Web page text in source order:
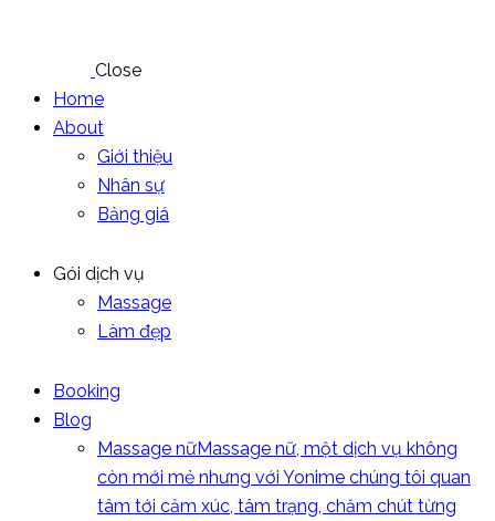
Close
Home
About
Giới thiệu
Nhân sự
Bảng giá
Gói dịch vụ
Massage
Làm đẹp
Booking
Blog
Massage nữMassage nữ, một dịch vụ không
còn mới mẻ nhưng với Yonime chúng tôi quan
tâm tới cảm xúc, tâm trạng, chăm chút từng